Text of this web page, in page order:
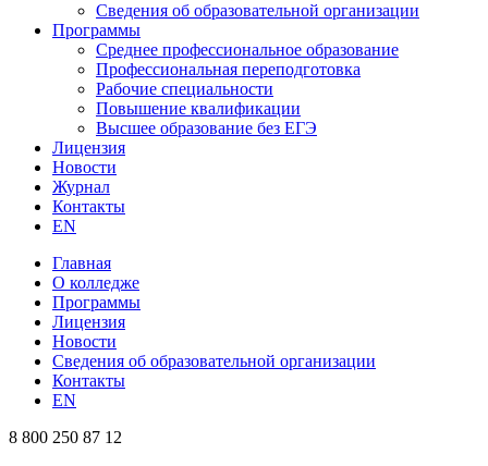
Сведения об образовательной организации
Программы
Среднее профессиональное образование
Профессиональная переподготовка
Рабочие специальности
Повышение квалификации
Высшее образование без ЕГЭ
Лицензия
Новости
Журнал
Контакты
EN
Главная
О колледже
Программы
Лицензия
Новости
Сведения об образовательной организации
Контакты
EN
8 800 250 87 12